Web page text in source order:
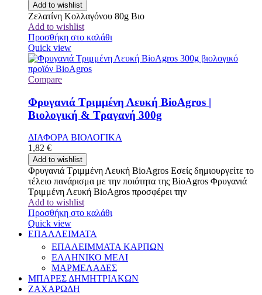
Add to wishlist
Ζελατίνη Κολλαγόνου 80g Βιο
Add to wishlist
Προσθήκη στο καλάθι
Quick view
Compare
Φρυγανιά Τριμμένη Λευκή BioAgros |
Βιολογική & Τραγανή 300g
ΔΙΑΦΟΡΑ ΒΙΟΛΟΓΙΚΑ
1,82 €
Add to wishlist
Φρυγανιά Τριμμένη Λευκή BioAgros Εσείς δημιουργείτε το
τέλειο πανάρισμα με την ποιότητα της BioAgros Φρυγανιά
Τριμμένη Λευκή BioAgros προσφέρει την
Add to wishlist
Προσθήκη στο καλάθι
Quick view
ΕΠΑΛΛΕΙΜΑΤΑ
ΕΠΑΛΕΙΜΜΑΤΑ ΚΑΡΠΩΝ
ΕΛΛΗΝΙΚΟ ΜΕΛΙ
ΜΑΡΜΕΛΑΔΕΣ
ΜΠΑΡΕΣ ΔΗΜΗΤΡΙΑΚΩΝ
ΖΑΧΑΡΩΔΗ